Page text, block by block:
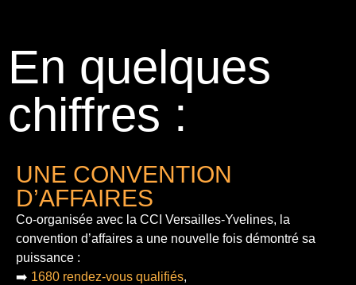
En quelques
chiffres :
UNE CONVENTION
D’AFFAIRES
Co-organisée avec la CCI Versailles-Yvelines, la
convention d’affaires a une nouvelle fois démontré sa
puissance :
➡️ 1680 rendez-vous qualifiés,